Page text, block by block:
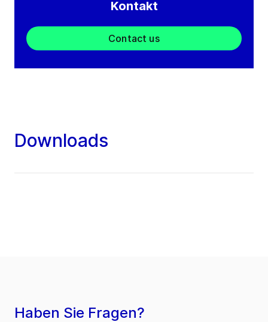
Kontakt
Contact us
Downloads
Haben Sie Fragen?